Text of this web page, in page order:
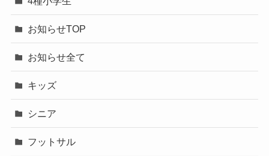
お知らせTOP
お知らせ全て
キッズ
シニア
フットサル